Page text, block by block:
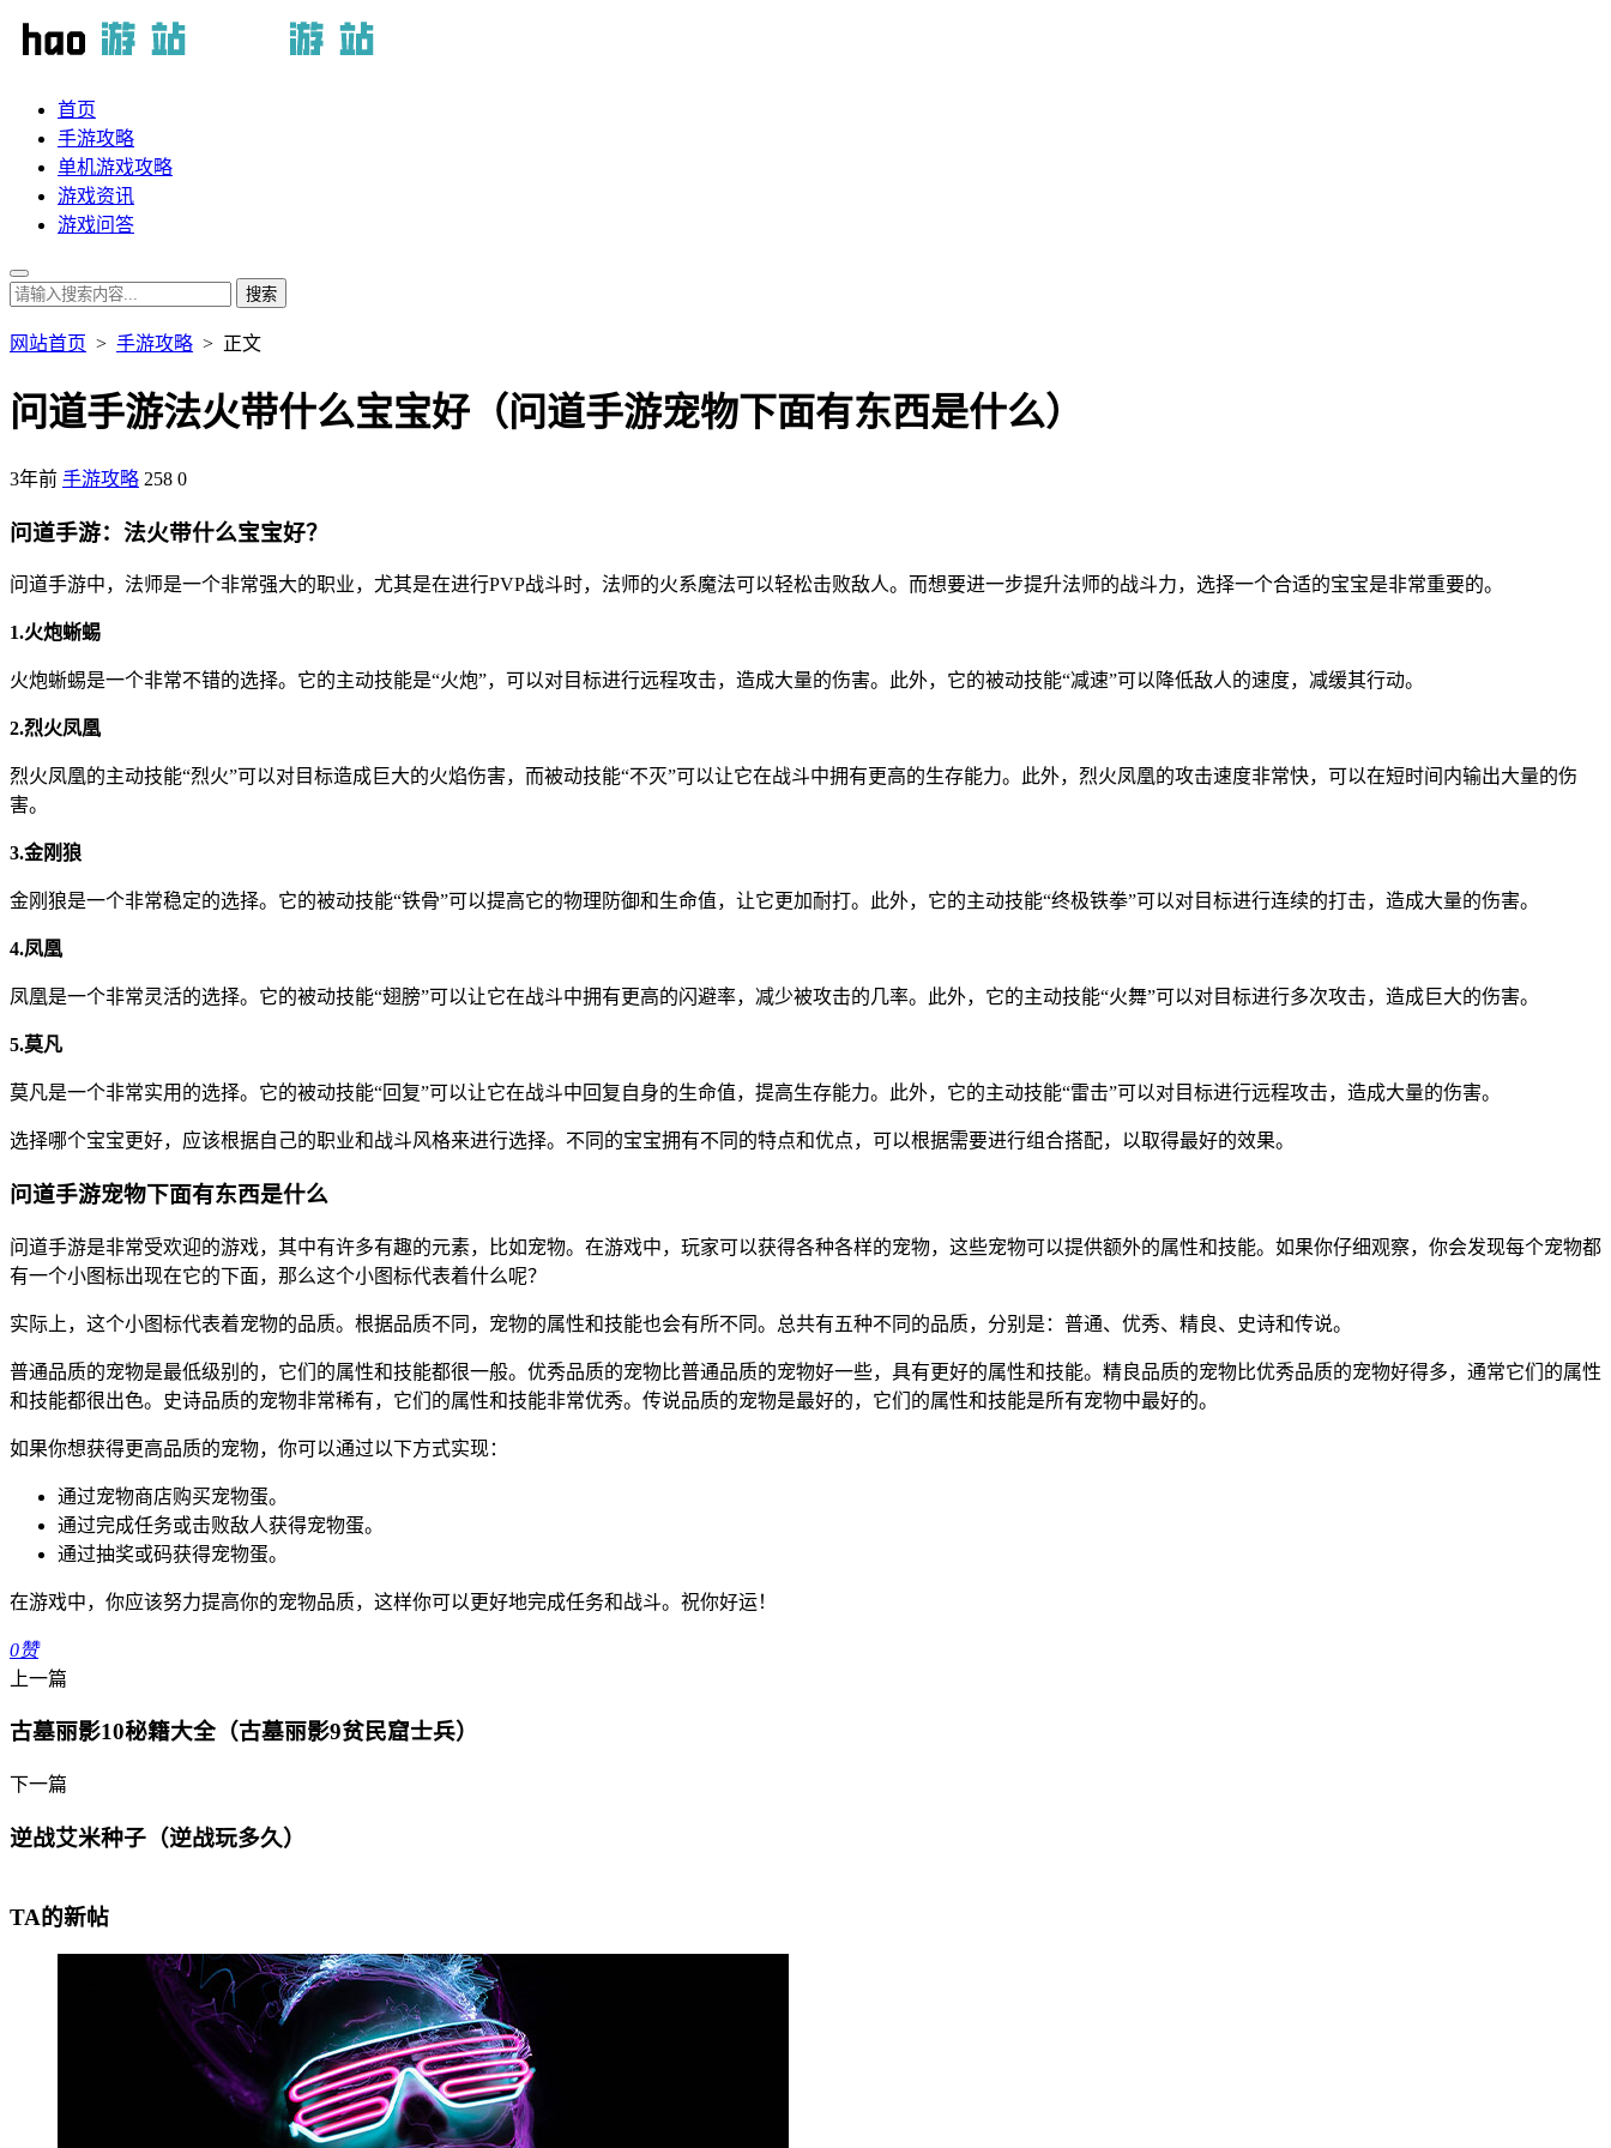
首页
手游攻略
单机游戏攻略
游戏资讯
游戏问答
网站首页 > 手游攻略 > 正文
问道手游法火带什么宝宝好（问道手游宠物下面有东西是什么）
3年前 手游攻略 258 0
问道手游：法火带什么宝宝好？
问道手游中，法师是一个非常强大的职业，尤其是在进行PVP战斗时，法师的火系魔法可以轻松击败敌人。而想要进一步提升法师的战斗力，选择一个合适的宝宝是非常重要的。
1.火炮蜥蜴
火炮蜥蜴是一个非常不错的选择。它的主动技能是“火炮”，可以对目标进行远程攻击，造成大量的伤害。此外，它的被动技能“减速”可以降低敌人的速度，减缓其行动。
2.烈火凤凰
烈火凤凰的主动技能“烈火”可以对目标造成巨大的火焰伤害，而被动技能“不灭”可以让它在战斗中拥有更高的生存能力。此外，烈火凤凰的攻击速度非常快，可以在短时间内输出大量的伤
害。
3.金刚狼
金刚狼是一个非常稳定的选择。它的被动技能“铁骨”可以提高它的物理防御和生命值，让它更加耐打。此外，它的主动技能“终极铁拳”可以对目标进行连续的打击，造成大量的伤害。
4.凤凰
凤凰是一个非常灵活的选择。它的被动技能“翅膀”可以让它在战斗中拥有更高的闪避率，减少被攻击的几率。此外，它的主动技能“火舞”可以对目标进行多次攻击，造成巨大的伤害。
5.莫凡
莫凡是一个非常实用的选择。它的被动技能“回复”可以让它在战斗中回复自身的生命值，提高生存能力。此外，它的主动技能“雷击”可以对目标进行远程攻击，造成大量的伤害。
选择哪个宝宝更好，应该根据自己的职业和战斗风格来进行选择。不同的宝宝拥有不同的特点和优点，可以根据需要进行组合搭配，以取得最好的效果。
问道手游宠物下面有东西是什么
问道手游是非常受欢迎的游戏，其中有许多有趣的元素，比如宠物。在游戏中，玩家可以获得各种各样的宠物，这些宠物可以提供额外的属性和技能。如果你仔细观察，你会发现每个宠物都
有一个小图标出现在它的下面，那么这个小图标代表着什么呢？
实际上，这个小图标代表着宠物的品质。根据品质不同，宠物的属性和技能也会有所不同。总共有五种不同的品质，分别是：普通、优秀、精良、史诗和传说。
普通品质的宠物是最低级别的，它们的属性和技能都很一般。优秀品质的宠物比普通品质的宠物好一些，具有更好的属性和技能。精良品质的宠物比优秀品质的宠物好得多，通常它们的属性
和技能都很出色。史诗品质的宠物非常稀有，它们的属性和技能非常优秀。传说品质的宠物是最好的，它们的属性和技能是所有宠物中最好的。
如果你想获得更高品质的宠物，你可以通过以下方式实现：
通过宠物商店购买宠物蛋。
通过完成任务或击败敌人获得宠物蛋。
通过抽奖或码获得宠物蛋。
在游戏中，你应该努力提高你的宠物品质，这样你可以更好地完成任务和战斗。祝你好运！
0赞
上一篇
古墓丽影10秘籍大全（古墓丽影9贫民窟士兵）
下一篇
逆战艾米种子（逆战玩多久）
TA的新帖